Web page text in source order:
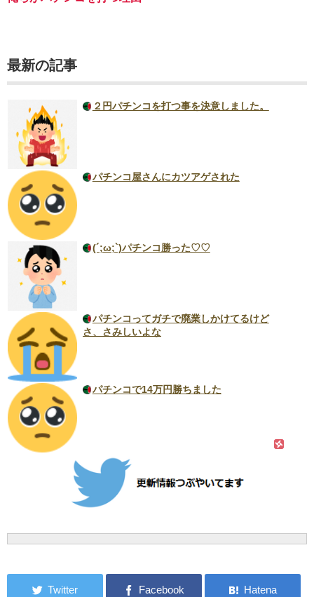
最新の記事
２円パチンコを打つ事を決意しました。
パチンコ屋さんにカツアゲされた
(´;ω;`)パチンコ勝った♡♡
パチンコってガチで廃業しかけてるけど
さ、さみしいよな
パチンコで14万円勝ちました